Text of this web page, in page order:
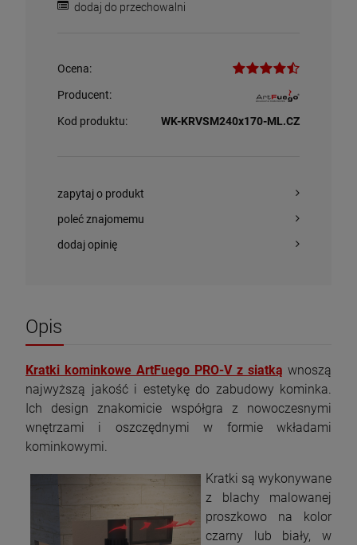
999,00 zł
Cena regularna:
Najniższa cena: 999,00 zł
szt.
1 823,00 zł
szt.
DO KOSZYKA
dodaj do przechowalni
Ocena:
Producent:
Kod produktu: WK-KRVSM240x170-ML.CZ
zapytaj o produkt
poleć znajomemu
dodaj opinię
Opis
Kratki kominkowe ArtFuego PRO-V z siatką wnoszą
najwyższą jakość i estetykę do zabudowy kominka.
Ich design znakomicie współgra z nowoczesnymi
wnętrzami i oszczędnymi w formie wkładami
kominkowymi.
Kratki są wykonywane
z blachy malowanej
proszkowo na kolor
czarny lub biały, w